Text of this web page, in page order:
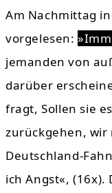
Am Nachmittag
vorgelesen:
jemanden von
darüber
fragt, Sollen sie
zurückgehen,
Deutschland-
ich Angst«,